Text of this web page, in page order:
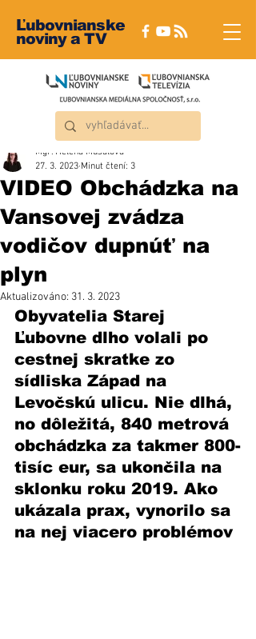
Ľubovnianske
noviny a TV
VIDEO Obchádzka na
Vansovej zvádza
vodičov dupnúť na
plyn
Mgr. Helena Musalová
27. 3. 2023 Minut čtení: 3
Aktualizováno: 31. 3. 2023
Obyvatelia Starej
Ľubovne dlho volali po
cestnej skratke zo
sídliska Západ na
Levočskú ulicu. Nie dlhá,
no dôležitá, 840 metrová
obchádzka za takmer 800-
tisíc eur, sa ukončila na
sklonku roku 2019. Ako
ukázala prax, vynorilo sa
na nej viacero problémov